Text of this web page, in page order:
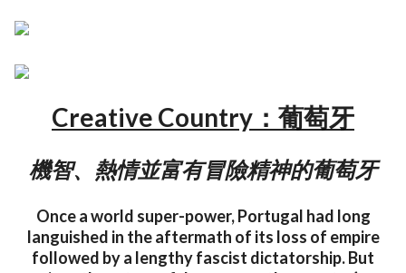
Creative Country：葡萄牙
機智、熱情並富有冒險精神的葡萄牙
Once a world super-power, Portugal had long
languished in the aftermath of its loss of empire
followed by a lengthy fascist dictatorship. But